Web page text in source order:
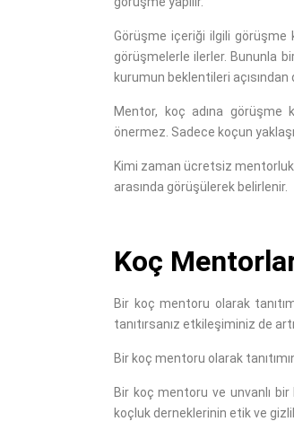
Görüşme içeriği ilgili görüşme
görüşmelerle ilerler. Bununla
kurumun beklentileri
Mentor, koç adına görüşme
önermez. Sadece koçun
Kimi zaman ücretsiz
arasında görüşülerek belirlenir.
Koç
Bir koç mentoru olarak
tanıtırsanız etkileşiminiz de
Bir koç mentoru olarak
Bir koç mentoru ve unvanlı
koçluk derneklerinin etik ve